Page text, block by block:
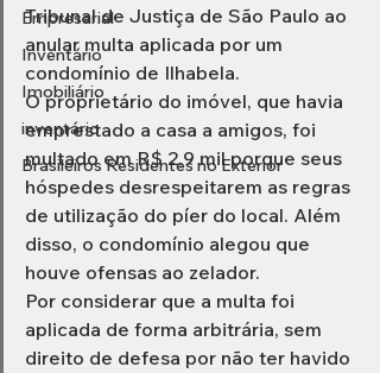
Empresarial
Inventário
Imobiliário
inventário
Brasileiros Residentes no Exterior
Tribunal de Justiça de São Paulo ao
anular multa aplicada por um
condomínio de Ilhabela.
O proprietário do imóvel, que havia
emprestado a casa a amigos, foi
multado em R$ 2,9 mil porque seus
hóspedes desrespeitarem as regras
de utilização do píer do local. Além
disso, o condomínio alegou que
houve ofensas ao zelador.
Por considerar que a multa foi
aplicada de forma arbitrária, sem
direito de defesa por não ter havido